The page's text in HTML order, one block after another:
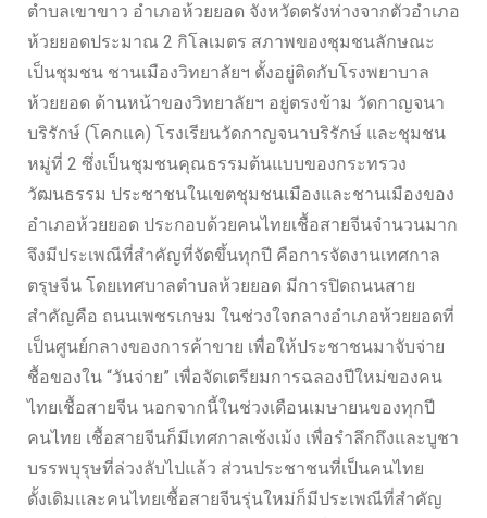
ตำบลเขาขาว อำเภอห้วยยอด จังหวัดตรังห่างจากตัวอำเภอ
ห้วยยอดประมาณ 2 กิโลเมตร สภาพของชุมชนลักษณะ
เป็นชุมชน ชานเมืองวิทยาลัยฯ ตั้งอยู่ติดกับโรงพยาบาล
ห้วยยอด ด้านหน้าของวิทยาลัยฯ อยู่ตรงข้าม วัดกาญจนา
บริรักษ์ (โคกแค) โรงเรียนวัดกาญจนาบริรักษ์ และชุมชน
หมู่ที่ 2 ซึ่งเป็นชุมชนคุณธรรมต้นแบบของกระทรวง
วัฒนธรรม ประชาชนในเขตชุมชนเมืองและชานเมืองของ
อำเภอห้วยยอด ประกอบด้วยคนไทยเชื้อสายจีนจำนวนมาก
จึงมีประเพณีที่สำคัญที่จัดขึ้นทุกปี คือการจัดงานเทศกาล
ตรุษจีน โดยเทศบาลตำบลห้วยยอด มีการปิดถนนสาย
สำคัญคือ ถนนเพชรเกษม ในช่วงใจกลางอำเภอห้วยยอดที่
เป็นศูนย์กลางของการค้าขาย เพื่อให้ประชาชนมาจับจ่าย
ชื้อของใน “วันจ่าย” เพื่อจัดเตรียมการฉลองปีใหม่ของคน
ไทยเชื้อสายจีน นอกจากนี้ในช่วงเดือนเมษายนของทุกปี
คนไทย เชื้อสายจีนก็มีเทศกาลเช้งเม้ง เพื่อรำลึกถึงและบูชา
บรรพบุรุษที่ล่วงลับไปแล้ว ส่วนประชาชนที่เป็นคนไทย
ดั้งเดิมและคนไทยเชื้อสายจีนรุ่นใหม่ก็มีประเพณีที่สำคัญ